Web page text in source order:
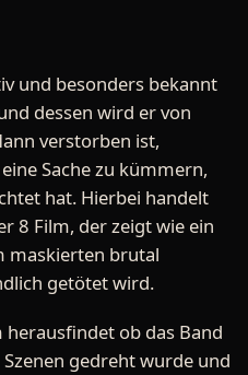
und besonders bekannt
dessen wird er von
verstorben ist,
Sache zu kümmern,
hat. Hierbei handelt
8 Film, der zeigt wie ein
maskierten brutal
getötet wird.
herausfindet ob das Band
gedreht wurde und